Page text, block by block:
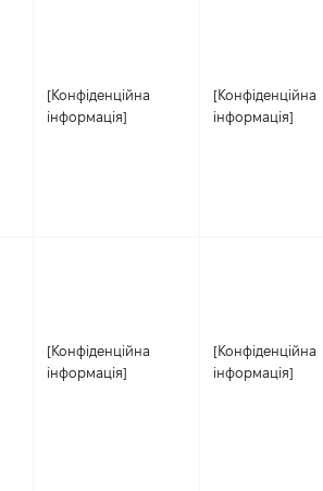
[Конфіденційна
інформація]
[Конфіденційна
інформація]
[Конфіденційна
інформація]
[Конфіденційна
інформація]